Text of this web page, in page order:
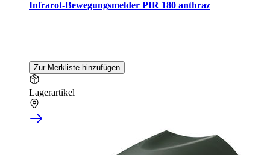
Infrarot-Bewegungsmelder PIR 180 anthraz
Zur Merkliste hinzufügen
Lagerartikel